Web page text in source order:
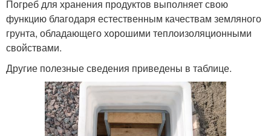
Погреб для хранения продуктов выполняет свою
функцию благодаря естественным качествам земляного
грунта, обладающего хорошими теплоизоляционными
свойствами.
Другие полезные сведения приведены в таблице.